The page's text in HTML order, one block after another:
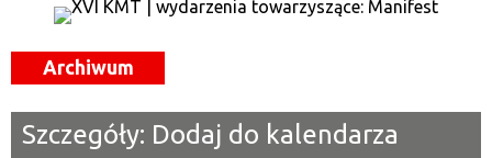
Archiwum
Szczegóły: Dodaj do kalendarza